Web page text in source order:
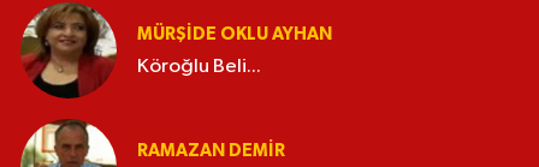
MÜRŞIDE OKLU AYHAN
Köroğlu Beli...
RAMAZAN DEMİR